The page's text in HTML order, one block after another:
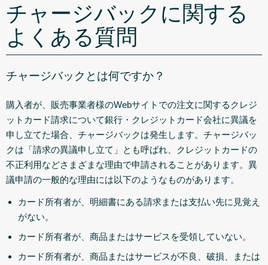
チャージバックに関する
よくある質問
チャージバックとは何ですか？
購入者が、販売事業者様のWebサイトでの注文に関するクレジ
ットカード請求について銀行・クレジットカード会社に異議を
申し立てた場合、チャージバックは発生します。チャージバッ
クは「請求の異議申し立て」とも呼ばれ、クレジットカードの
不正利用などさまざまな理由で申請されることがあります。異
議申請の一般的な理由には以下のようなものがあります。
カード所有者が、明細書にある請求または支払い先に見覚え
がない。
カード所有者が、商品またはサービスを受領していない。
カード所有者が、商品またはサービスが不良、破損、または